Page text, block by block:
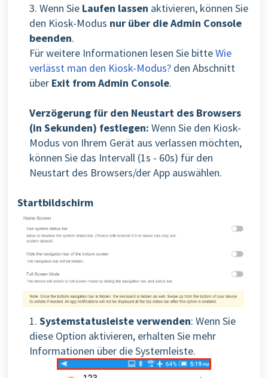
3. Wenn Sie Laufen lassen aktivieren, können Sie
den Kiosk-Modus nur über die Admin Console
beenden.
Für weitere Informationen lesen Sie bitteWie
verlässt man den Kiosk-Modus? den Abschnitt
über Exit from Admin Console.
Verzögerung für den Neustart des Browsers
(in Sekunden) festlegen: Wenn Sie den Kiosk-
Modus von Ihrem Gerät aus verlassen möchten,
können Sie das Intervall (1s - 60s) für den
Neustart des Browsers/der App auswählen.
Startbildschirm
1. Systemstatusleiste verwenden: Wenn Sie
diese Option aktivieren, erhalten Sie mehr
Informationen über die Systemleiste.